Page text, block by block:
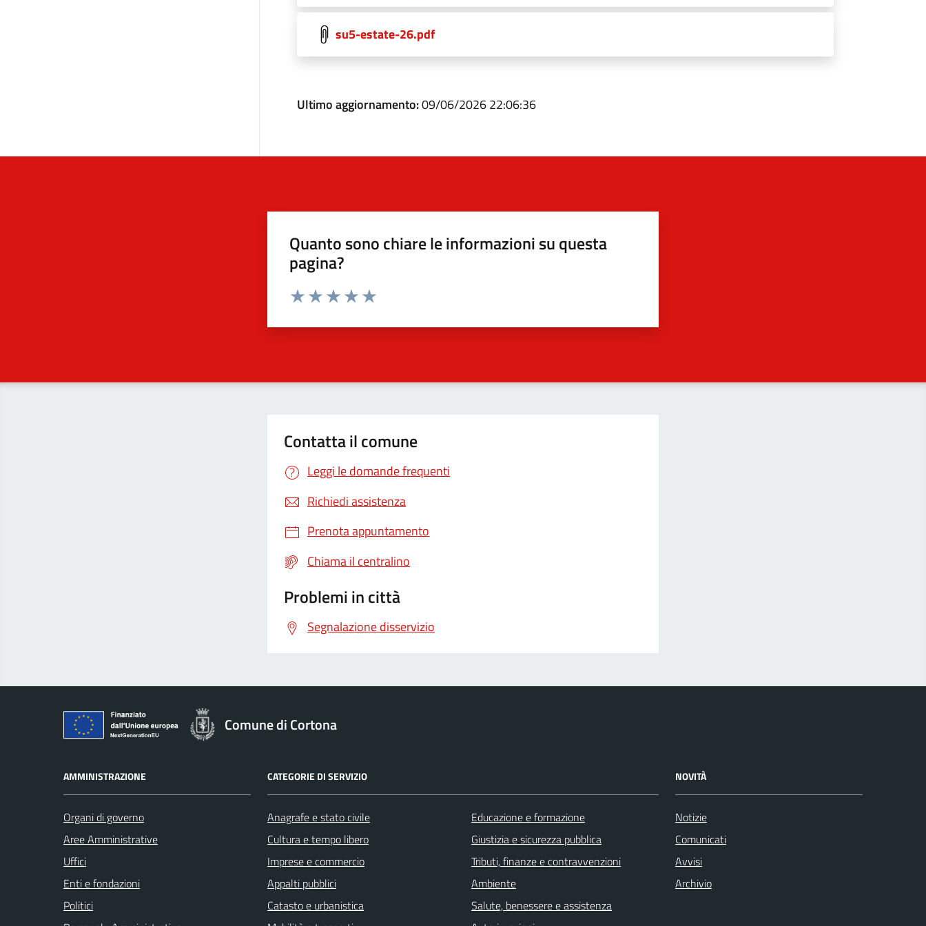
su5-estate-26.pdf
Ultimo aggiornamento:09/06/2026 22:06:36
Quanto sono chiare le informazioni su questa
pagina?
Valuta da 1 a 5 stelle la pagina
Contatta il comune
Leggi le domande frequenti
Richiedi assistenza
Prenota appuntamento
Chiama il centralino
Problemi in città
Segnalazione disservizio
Comune di Cortona
AMMINISTRAZIONE
Organi di governo
Aree Amministrative
Uffici
Enti e fondazioni
Politici
CATEGORIE DI SERVIZIO
Anagrafe e stato civile
Cultura e tempo libero
Imprese e commercio
Appalti pubblici
Catasto e urbanistica
Educazione e formazione
Giustizia e sicurezza pubblica
Tributi, finanze e contravvenzioni
Ambiente
Salute, benessere e assistenza
NOVITÀ
Notizie
Comunicati
Avvisi
Archivio